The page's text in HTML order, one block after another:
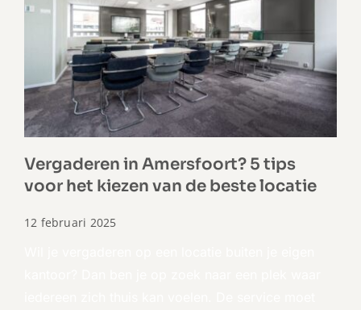
Vergaderen in Amersfoort? 5 tips
voor het kiezen van de beste locatie
12 februari 2025